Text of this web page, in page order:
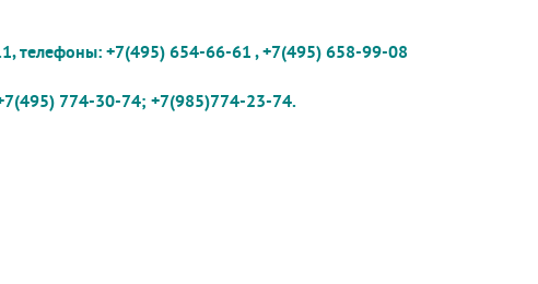
телефоны: +7(495) 654-66-61 , +7(495) 658-99-08
774-30-74; +7(985)774-23-74.